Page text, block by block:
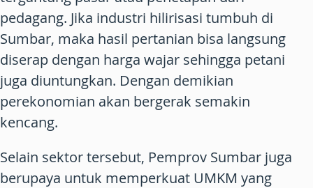
pedagang. Jika industri hilirisasi tumbuh di
Sumbar, maka hasil pertanian bisa langsung
diserap dengan harga wajar sehingga petani
juga diuntungkan. Dengan demikian
perekonomian akan bergerak semakin
kencang.
Selain sektor tersebut, Pemprov Sumbar juga
berupaya untuk memperkuat UMKM yang